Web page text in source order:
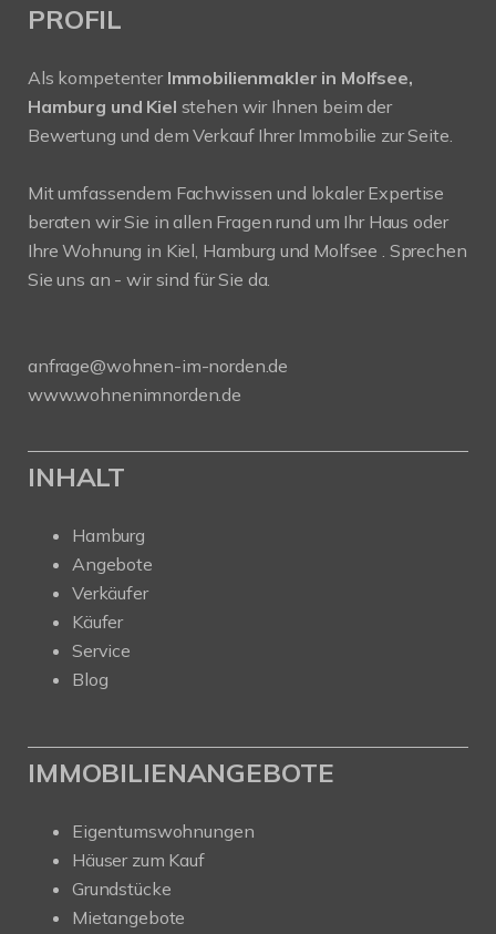
PROFIL
Als kompetenter Immobilienmakler in Molfsee,
Hamburg und Kiel stehen wir Ihnen beim der
Bewertung und dem Verkauf Ihrer Immobilie zur Seite.
Mit umfassendem Fachwissen und lokaler Expertise
beraten wir Sie in allen Fragen rund um Ihr Haus oder
Ihre Wohnung in Kiel, Hamburg und Molfsee . Sprechen
Sie uns an - wir sind für Sie da.
anfrage@wohnen-im-norden.de
www.wohnenimnorden.de
INHALT
Hamburg
Angebote
Verkäufer
Käufer
Service
Blog
IMMOBILIENANGEBOTE
Eigentumswohnungen
Häuser zum Kauf
Grundstücke
Mietangebote